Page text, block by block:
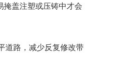
盖注塑或压铸中才会
道路，减少反复修改带